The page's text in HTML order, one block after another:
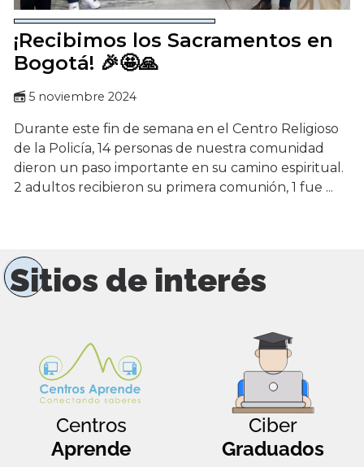
¡Recibimos los Sacramentos en
Bogotá! 🎉🤩🙏
5 noviembre 2024
Durante este fin de semana en el Centro Religioso
de la Policía, 14 personas de nuestra comunidad
dieron un paso importante en su camino espiritual.
2 adultos recibieron su primera comunión, 1 fue ...
Sitios de interés
Centros
Aprende
Ciber
Graduados